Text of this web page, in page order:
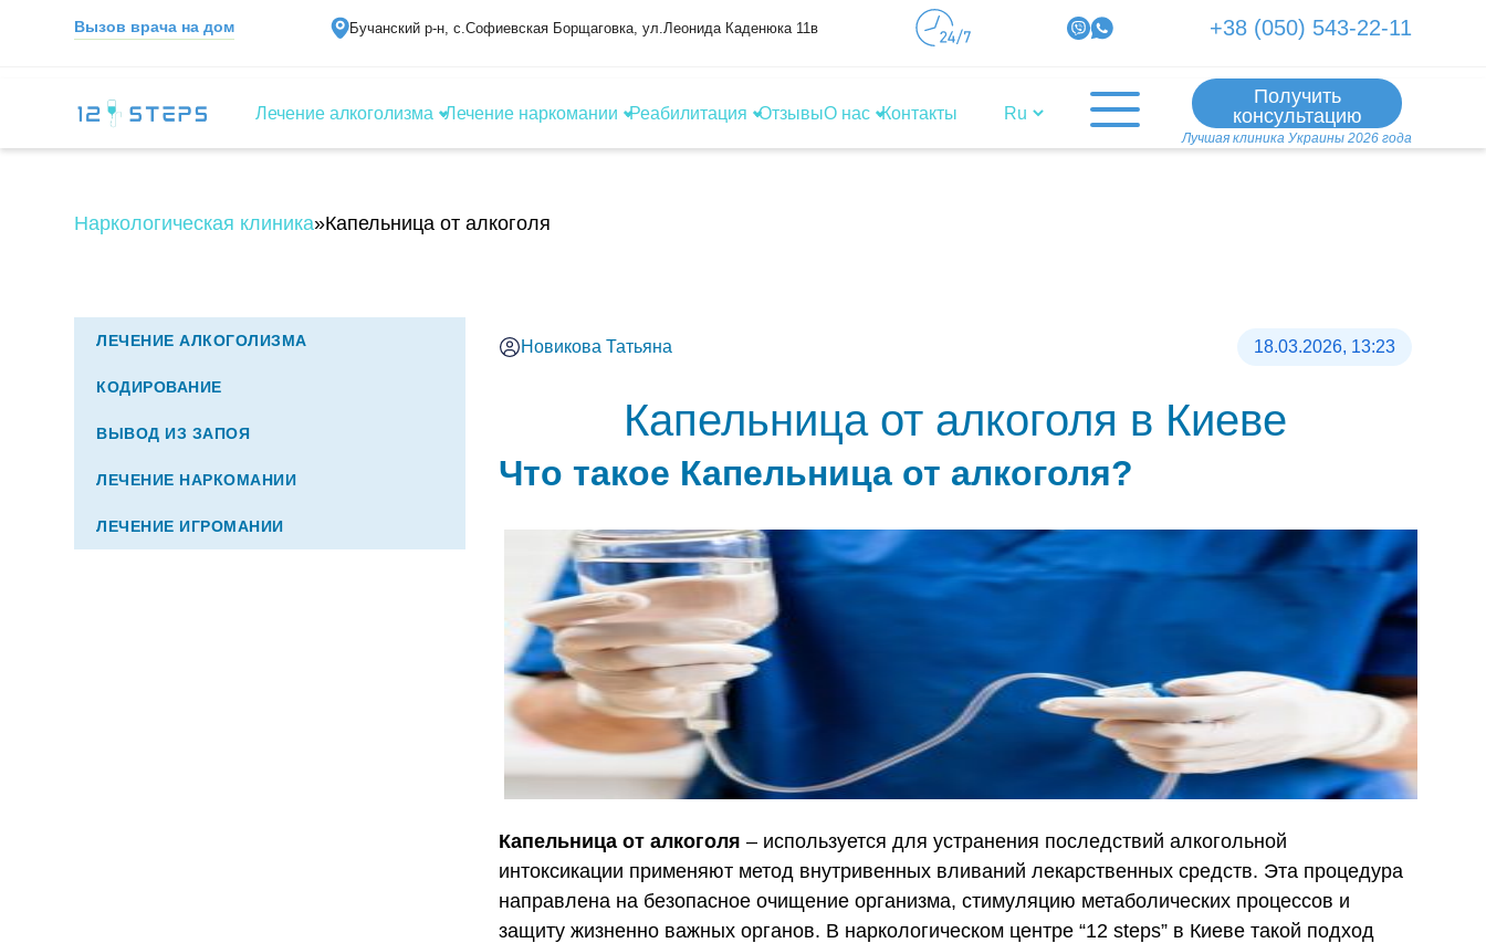
Вызов врача на дом Бучанский р-н, с.Софиевская Борщаговка, ул.Леонида Каденюка 11в +38 (050) 543-22-11
Лечение алкоголизма Лечение наркомании Реабилитация ОтзывыО нас Контакты
Получить
консультацию
Лучшая клиника Украины 2026 года
Наркологическая клиника»Капельница от алкоголя
ЛЕЧЕНИЕ АЛКОГОЛИЗМА
КОДИРОВАНИЕ
ВЫВОД ИЗ ЗАПОЯ
ЛЕЧЕНИЕ НАРКОМАНИИ
ЛЕЧЕНИЕ ИГРОМАНИИ
Новикова Татьяна 18.03.2026, 13:23
Капельница от алкоголя в Киеве
Что такое Капельница от алкоголя?
Капельница от алкоголя – используется для устранения последствий алкогольной
интоксикации применяют метод внутривенных вливаний лекарственных средств. Эта процедура
направлена на безопасное очищение организма, стимуляцию метаболических процессов и
защиту жизненно важных органов. В наркологическом центре “12 steps” в Киеве такой подход